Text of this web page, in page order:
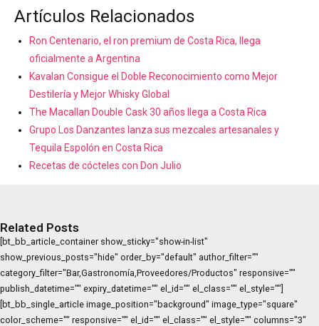
Artículos Relacionados
Ron Centenario, el ron premium de Costa Rica, llega
oficialmente a Argentina
Kavalan Consigue el Doble Reconocimiento como Mejor
Destilería y Mejor Whisky Global
The Macallan Double Cask 30 años llega a Costa Rica
Grupo Los Danzantes lanza sus mezcales artesanales y
Tequila Espolón en Costa Rica
Recetas de cócteles con Don Julio
Related Posts
[bt_bb_article_container show_sticky="show-in-list"
show_previous_posts="hide" order_by="default" author_filter=""
category_filter="Bar,Gastronomía,Proveedores/Productos" responsive=""
publish_datetime="" expiry_datetime="" el_id="" el_class="" el_style=""]
[bt_bb_single_article image_position="background" image_type="square"
color_scheme="" responsive="" el_id="" el_class="" el_style="" columns="3"